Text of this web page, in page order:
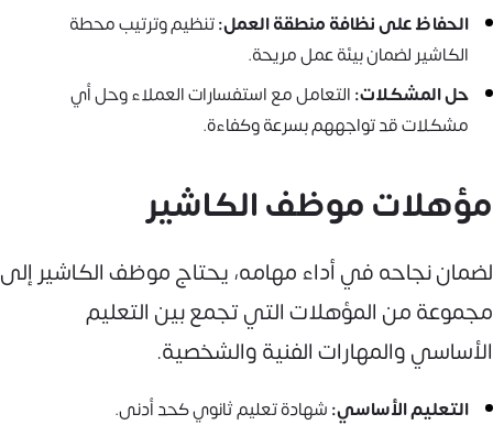
الحفاظ على نظافة منطقة العمل:تنظيم وترتيب محطة
الكاشير لضمان بيئة عمل مريحة.
حل المشكلات:التعامل مع استفسارات العملاء وحل أي
مشكلات قد تواجههم بسرعة وكفاءة.
مؤهلات موظف الكاشير
لضمان نجاحه في أداء مهامه، يحتاج موظف الكاشير إلى
مجموعة من المؤهلات التي تجمع بين التعليم
الأساسي والمهارات الفنية والشخصية.
التعليم الأساسي:شهادة تعليم ثانوي كحد أدنى.